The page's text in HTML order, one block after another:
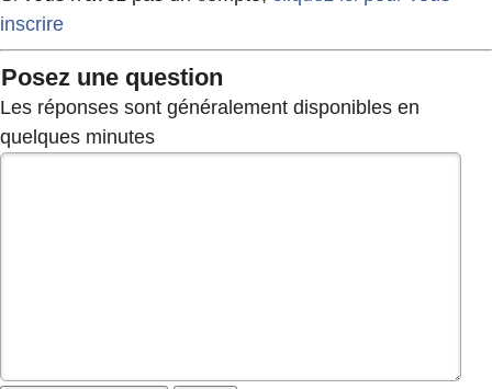
inscrire
Posez une question
Les réponses sont généralement disponibles en
quelques minutes